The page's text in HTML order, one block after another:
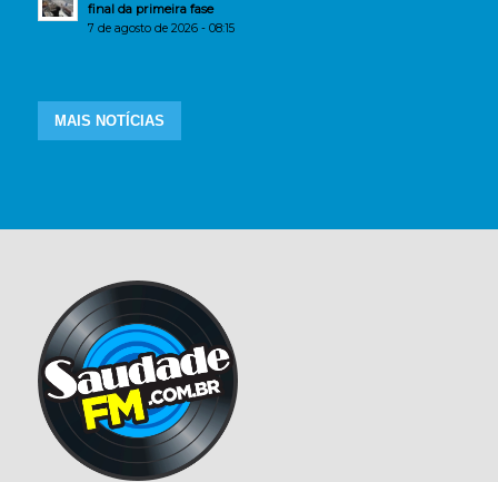
final da primeira fase
7 de agosto de 2026 - 08:15
MAIS NOTÍCIAS